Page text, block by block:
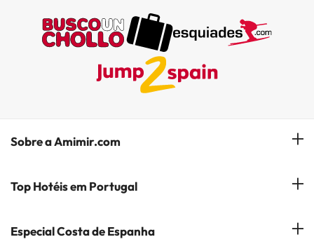
Sobre a Amimir.com
Quem somos?
Subscreva a nossa Newsletter
Top Hotéis em Portugal
Hóteis em Lisboa
Especial Costa de Espanha